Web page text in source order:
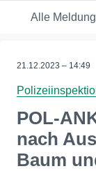
Alle
21.12.2023 – 14:49
POL-
nach
Baum